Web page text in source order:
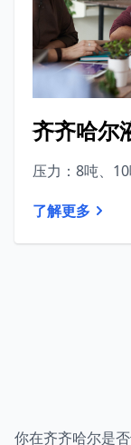
齐齐哈尔
压力：8吨、
了解更多
你在齐齐哈尔是